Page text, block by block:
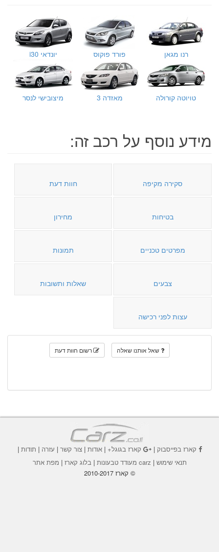
רנו מגאן פורד פוקוס יונדאי i30
טויוטה קורולה מאזדה 3 מיצובישי לנסר
מידע נוסף על רכב זה:
סקירה מקיפה חוות דעת
בטיחות מחירון
מפרטים טכניים תמונות
צבעים שאלות ותשובות
עצות לפני רכישה
שאל אותנו שאלה רשום חוות דעת
קארז בפייסבוק| קארז בגוגל+|אודות |צור קשר | עזרה | תודות |
תנאי שימוש | carz מעודד טבעונות | בלוג קארז | מפת אתר
© קארז 2010-2017